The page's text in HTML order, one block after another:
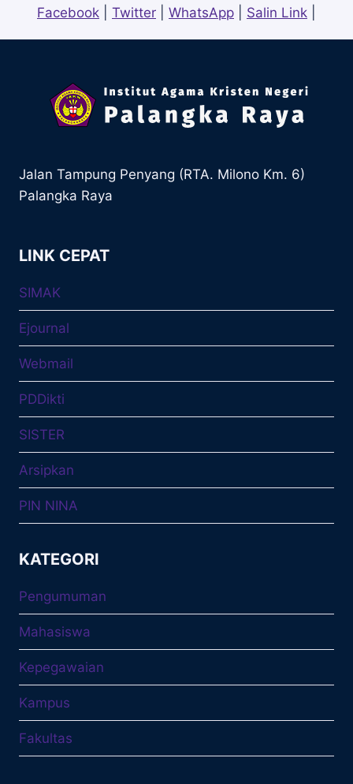
Facebook
Twitter WhatsApp Salin Link
Jalan Tampung Penyang (RTA. Milono Km. 6)
Palangka Raya
LINK CEPAT
SIMAK
Ejournal
Webmail
PDDikti
SISTER
Arsipkan
PIN NINA
KATEGORI
Pengumuman
Mahasiswa
Kepegawaian
Kampus
Fakultas